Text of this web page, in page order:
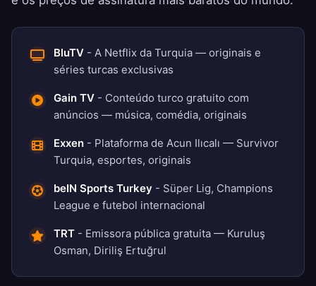
BluTV - A Netflix da Turquia — originais e
séries turcas exclusivas
Gain TV - Conteúdo turco gratuito com
anúncios — música, comédia, originais
Exxen - Plataforma de Acun Ilıcalı — Survivor
Turquia, esportes, originais
beIN Sports Turkey - Süper Lig, Champions
League e futebol internacional
TRT - Emissora pública gratuita — Kuruluş
Osman, Diriliş Ertuğrul